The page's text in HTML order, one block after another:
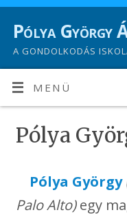
Pólya György
A GONDOLKODÁS
MENÜ
Pólya
Pólya György
Palo Alto)egy